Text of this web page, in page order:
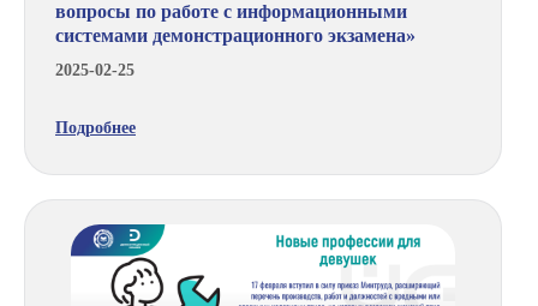
вопросы по работе с информационными
системами демонстрационного экзамена»
2025-02-25
Подробнее